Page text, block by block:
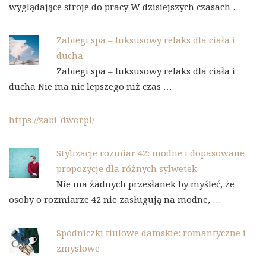
wyglądające stroje do pracy W dzisiejszych czasach …
Zabiegi spa – luksusowy relaks dla ciała i
ducha
Zabiegi spa – luksusowy relaks dla ciała i
ducha Nie ma nic lepszego niż czas …
https://zabi-dwor.pl/
Stylizacje rozmiar 42: modne i dopasowane
propozycje dla różnych sylwetek
Nie ma żadnych przesłanek by myśleć, że
osoby o rozmiarze 42 nie zasługują na modne, …
Spódniczki tiulowe damskie: romantyczne i
zmysłowe